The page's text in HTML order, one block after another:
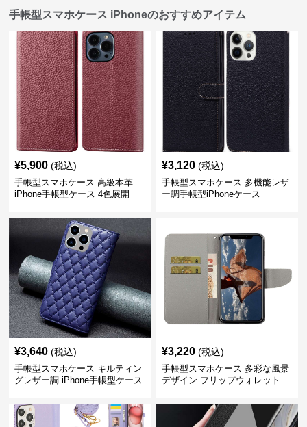
手帳型スマホケース iPhoneのおすすめアイテム
¥5,900 (税込)
手帳型スマホケース 高級本革
iPhone手帳型ケース 4色展開
¥3,120 (税込)
手帳型スマホケース 多機能レザ
ー調手帳型iPhoneケース
¥3,640 (税込)
手帳型スマホケース キルティン
グレザー調 iPhone手帳型ケース
¥3,220 (税込)
手帳型スマホケース 多彩な風景
デザイン フリップウォレット